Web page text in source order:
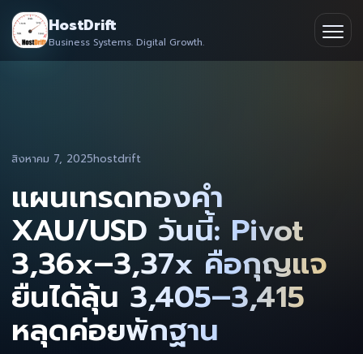
Skip
content
HostDrift
Business Systems. Digital Growth.
Partner
สิงหาคม 7, 2025hostdrift
แผนเทรดทองคำ
XAU/USD วันนี้: Pivot
3,36x–3,37x คือกุญแจ
ยืนได้ลุ้น 3,405–3,415
หลุดค่อยพักฐาน